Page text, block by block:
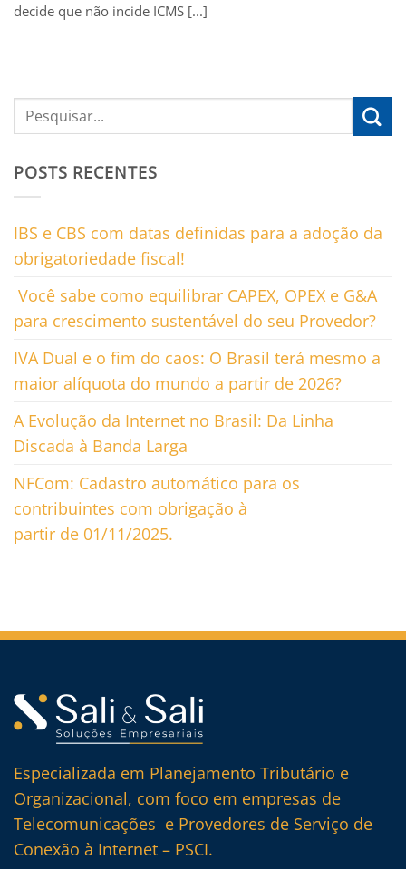
decide que não incide ICMS [...]
POSTS RECENTES
IBS e CBS com datas definidas para a adoção da
obrigatoriedade fiscal!
Você sabe como equilibrar CAPEX, OPEX e G&A
para crescimento sustentável do seu Provedor?
IVA Dual e o fim do caos: O Brasil terá mesmo a
maior alíquota do mundo a partir de 2026?
A Evolução da Internet no Brasil: Da Linha
Discada à Banda Larga
NFCom: Cadastro automático para os
contribuintes com obrigação à
partir de 01/11/2025.
Especializada em Planejamento Tributário e
Organizacional, com foco em empresas de
Telecomunicações e Provedores de Serviço de
Conexão à Internet – PSCI.